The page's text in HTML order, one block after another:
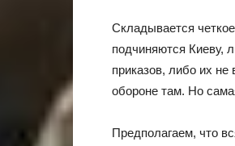
Складывается
подчиняются Киеву,
приказов, либо их
обороне там. Но
Предполагаем, что